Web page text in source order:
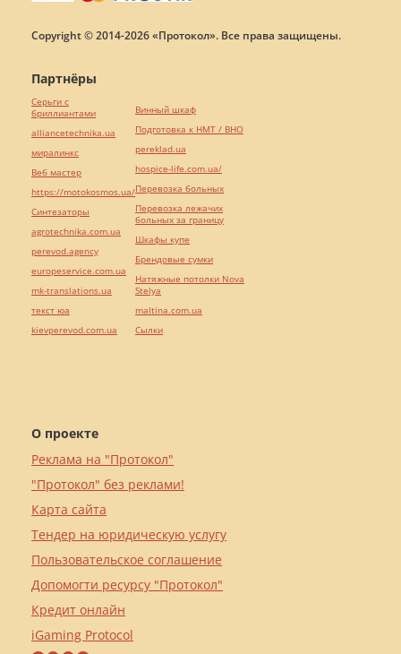
Copyright © 2014-2026 «Протокол». Все права защищены.
О проекте
Реклама на "Протокол"
"Протокол" без реклами!
Карта сайта
Тендер на юридическую услугу
Пользовательское соглашение
Допомогти ресурсу "Протокол"
Кредит онлайн
iGaming Protocol
Партнёры
Серьги с
бриллиантами
alliancetechnika.ua
миралинкс
Веб мастер
https://motokosmos.ua/
Синтезаторы
agrotechnika.com.ua
perevod.agency
europeservice.com.ua
mk-translations.ua
текст юа
kievperevod.com.ua
Винный шкаф
Подготовка к НМТ / ВНО
pereklad.ua
hospice-life.com.ua/
Перевозка больных
Перевозка лежачих
больных за границу
Шкафы купе
Брендовые сумки
Натяжные потолки Nova
Stelya
maltina.com.ua
Cылки